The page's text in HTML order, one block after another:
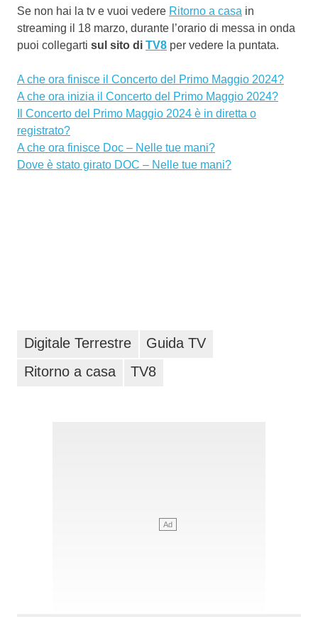
Se non hai la tv e vuoi vedere Ritorno a casa in
streaming il 18 marzo, durante l’orario di messa in onda
puoi collegarti sul sito di TV8 per vedere la puntata.
A che ora finisce il Concerto del Primo Maggio 2024?
A che ora inizia il Concerto del Primo Maggio 2024?
Il Concerto del Primo Maggio 2024 è in diretta o
registrato?
A che ora finisce Doc – Nelle tue mani?
Dove è stato girato DOC – Nelle tue mani?
Digitale Terrestre
Guida TV
Ritorno a casa
TV8